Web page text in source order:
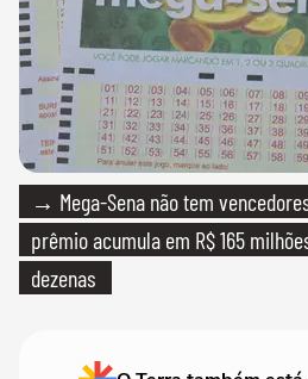
→ Mega-Sena não tem
prêmio acumula em R$ 165
dezenas